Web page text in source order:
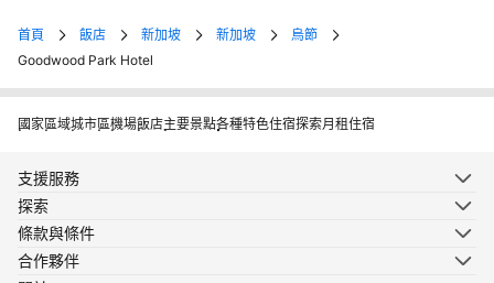
首頁 飯店 新加坡 新加坡
烏節
Goodwood Park Hotel
國家區域城市區機場飯店主要景點各種特色住宿探索月租住宿
支援服務
探索
條款與條件
合作夥伴